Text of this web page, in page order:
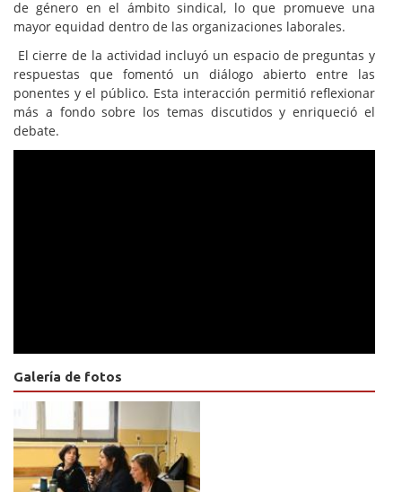
de género en el ámbito sindical, lo que promueve una
mayor equidad dentro de las organizaciones laborales.
El cierre de la actividad incluyó un espacio de preguntas y
respuestas que fomentó un diálogo abierto entre las
ponentes y el público. Esta interacción permitió reflexionar
más a fondo sobre los temas discutidos y enriqueció el
debate.
Galería de fotos